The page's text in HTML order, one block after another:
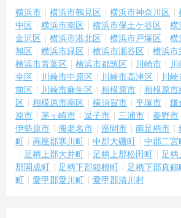
横浜市 横浜市鶴見区 横浜市神奈川区
中区
横浜市南区 横浜市保土ケ谷区 横
金沢区
横浜市港北区 横浜市戸塚区 横
旭区
横浜市緑区 横浜市瀬谷区 横浜市
横浜市青葉区
横浜市都筑区 川崎市
幸区
川崎市中原区 川崎市高津区 川
前区
川崎市麻生区 相模原市 相模原市
区
相模原市南区 横須賀市 平塚市 鎌
原市
茅ヶ崎市 逗子市 三浦市 秦野市
伊勢原市
海老名市 座間市 南足柄市
町
高座郡寒川町 中郡大磯町 中郡二宮
足柄上郡大井町
足柄上郡松田町 足
郡開成町
足柄下郡箱根町 足柄下郡真鶴
町
愛甲郡愛川町 愛甲郡清川村